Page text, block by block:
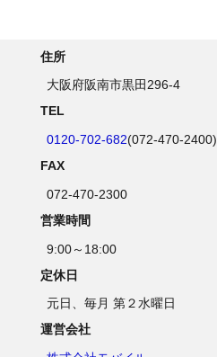
住所
大阪府阪南市黒田296-4
TEL
0120-702-682(072-470-2400)
FAX
072-470-2300
営業時間
9:00～18:00
定休日
元日、毎月 第２水曜日
運営会社